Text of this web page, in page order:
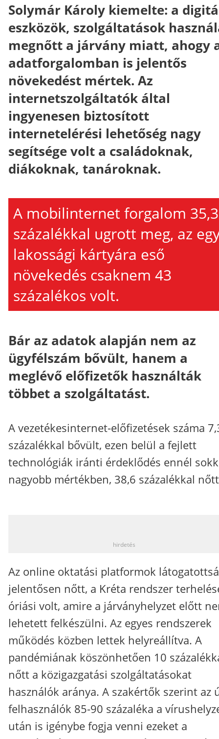
Solymár Károly kiemelte: a
eszközök, szolgáltatások
megnőtt a járvány miatt, ahogy
adatforgalomban is jelentős
növekedést mértek. Az
internetszolgáltatók által
ingyenesen biztosított
internetelérési lehetőség nagy
segítsége volt a családoknak,
diákoknak, tanároknak.
A mobilinternet forgalom 35,3
százalékkal ugrott meg, az
lakossági kártyára eső
növekedés csaknem 43
százalékos volt.
Bár az adatok alapján nem az
ügyfélszám bővült, hanem a
meglévő előfizetők használták
többet a szolgáltatást.
A vezetékesinternet-előfizetések száma
százalékkal bővült, ezen belül a fejlett
technológiák iránti érdeklődés ennél
nagyobb mértékben, 38,6 százalékkal
hirdetés
Az online oktatási platformok
jelentősen nőtt, a Kréta rendszer
óriási volt, amire a járványhelyzet előtt
lehetett felkészülni. Az egyes rendszerek
működés közben lettek helyreállítva. A
pandémiának köszönhetően 10
nőtt a közigazgatási szolgáltatásokat
használók aránya. A szakértők szerint az
felhasználók 85-90 százaléka a
után is igénybe fogja venni ezeket a